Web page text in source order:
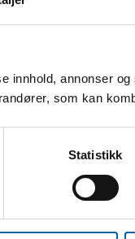
innhold, annonser
som kan
Statistikk
Abonner på
Motta nyheter om
Registrer deg her